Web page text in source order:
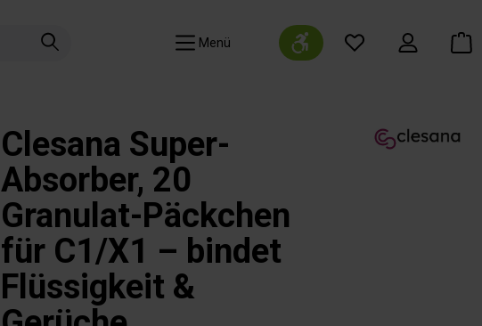
Navigation Werkzeugleiste anzeigen
Clesana Super-
Absorber, 20
Granulat-Päckchen
für C1/X1 – bindet
Flüssigkeit &